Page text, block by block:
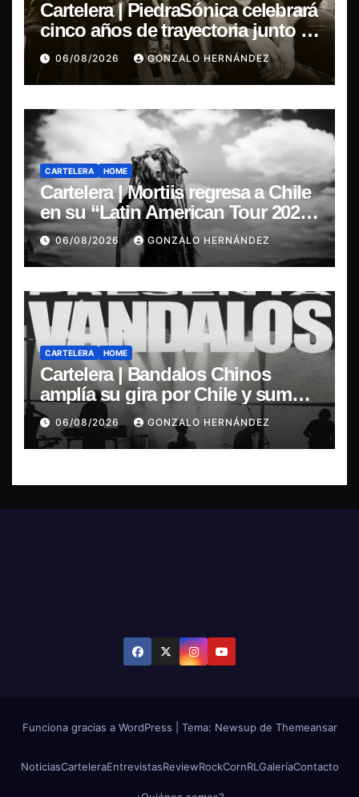
Cartelera | PiedraSónica celebrará
cinco años de trayectoria junto a
The Ganjas en el Bar de René
06/08/2026 GONZALO HERNÁNDEZ
CARTELERA HOME
Cartelera | Mortiis regresa a Chile
en su “Latin American Tour 2026”
y exclusivo show en Sala RBX
06/08/2026 GONZALO HERNÁNDEZ
CARTELERA HOME
Cartelera | Bandalos Chinos
amplía su gira por Chile y suma
concierto en Concepción
06/08/2026 GONZALO HERNÁNDEZ
Funciona gracias a WordPress Tema: Newsup de Themeansar
NoticiasCarteleraEntrevistasReviewRockCornRL GaleríaContacto